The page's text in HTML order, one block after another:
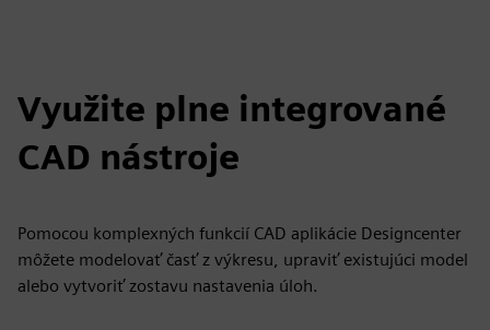
Využite plne integrované
CAD nástroje
Pomocou komplexných funkcií CAD aplikácie Designcenter
môžete modelovať časť z výkresu, upraviť existujúci model
alebo vytvoriť zostavu nastavenia úloh.